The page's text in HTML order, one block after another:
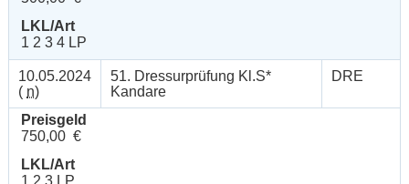
LKL/Art
1 2 3 4 LP
10.05.2024
( n)
51. Dressurprüfung Kl.S*
Kandare
DRE
Preisgeld
750,00 €
LKL/Art
1 2 3 LP